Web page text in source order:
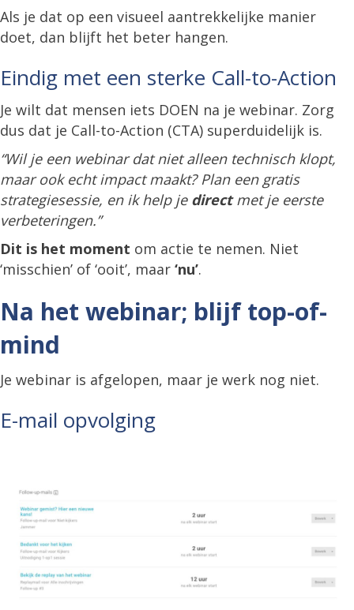
Als je dat op een visueel aantrekkelijke manier
doet, dan blijft het beter hangen.
Eindig met een sterke Call-to-Action
Je wilt dat mensen iets DOEN na je webinar. Zorg
dus dat je Call-to-Action (CTA) superduidelijk is.
“Wil je een webinar dat niet alleen technisch klopt,
maar ook echt impact maakt? Plan een gratis
strategiesessie, en ik help je directmet je eerste
verbeteringen.”
Dit is het moment om actie te nemen. Niet
‘misschien’ of ‘ooit’, maar ‘nu’.
Na het webinar; blijf top-of-
mind
Je webinar is afgelopen, maar je werk nog niet.
E-mail opvolging